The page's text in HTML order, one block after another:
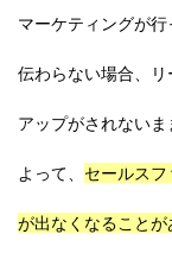
マーケティングが
伝わらない場合、
アップがされない
よって、 セールス
が出なくなることが